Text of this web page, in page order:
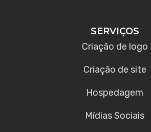
SERVIÇOS
Criação de logo
Criação de site
Hospedagem
Mídias Sociais